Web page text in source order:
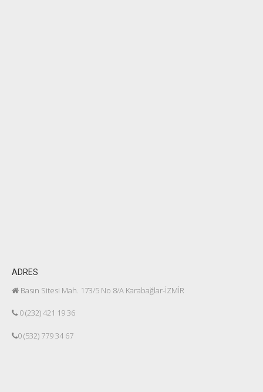
ADRES
Basın Sitesi Mah. 173/5 No 8/A Karabağlar-İZMİR
0 (232) 421 19 36
0 (532) 779 34 67